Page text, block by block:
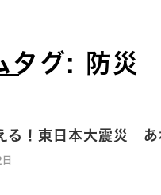
タグ: 防災
る！東日本大震災